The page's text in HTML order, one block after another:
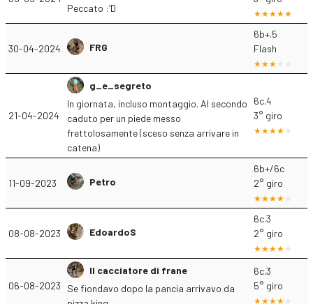
Peccato :’D
30-04-2024 FRG
6b+.5
Flash
21-04-2024
g_e_segreto
In giornata, incluso montaggio. Al secondo
caduto per un piede messo
frettolosamente (sceso senza arrivare in
catena)
6c.4
3° giro
11-09-2023 Petro
6b+/6c
2° giro
08-08-2023 EdoardoS
6c.3
2° giro
06-08-2023
Il cacciatore di frane
Se fiondavo dopo la pancia arrivavo da
6c.3
5° giro